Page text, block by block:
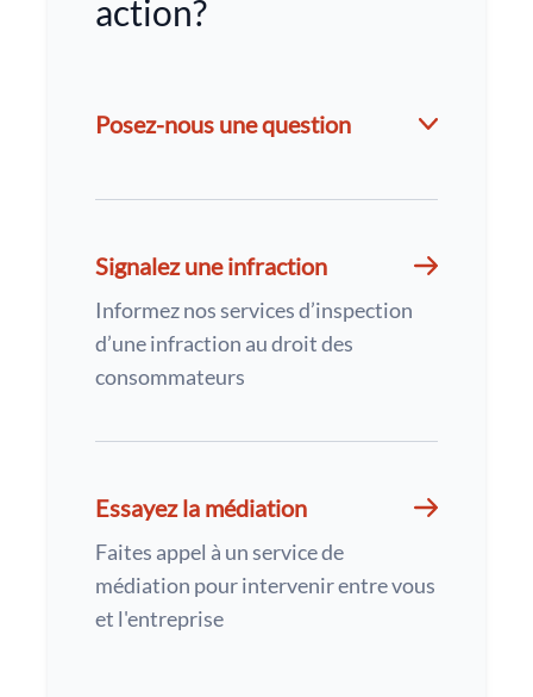
action?
Posez-nous une question
Signalez une infraction
Informez nos services d’inspection
d’une infraction au droit des
consommateurs
Essayez la médiation
Faites appel à un service de
médiation pour intervenir entre vous
et l'entreprise